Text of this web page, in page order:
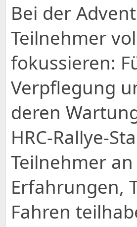
Bei der
Teilnehmer
fokussieren:
Verpflegung
deren
HRC-Rallye-
Teilnehmer
Erfahrungen,
Fahren